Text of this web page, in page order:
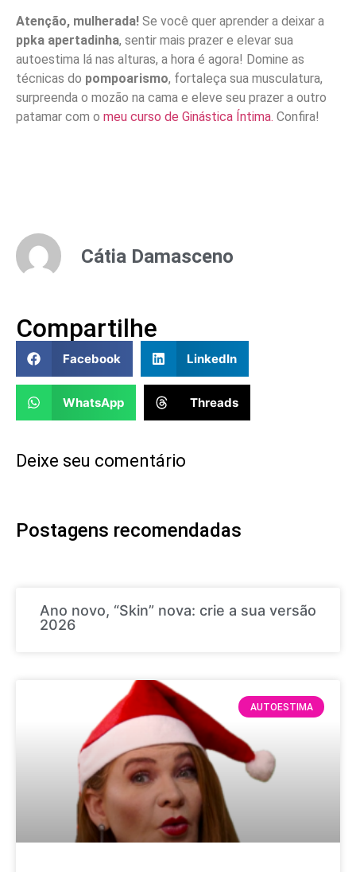
Atenção, mulherada! Se você quer aprender a deixar a
ppka apertadinha, sentir mais prazer e elevar sua
autoestima lá nas alturas, a hora é agora! Domine as
técnicas do pompoarismo, fortaleça sua musculatura,
surpreenda o mozão na cama e eleve seu prazer a outro
patamar com o meu curso de Ginástica Íntima. Confira!
Cátia Damasceno
Compartilhe
Facebook LinkedIn
WhatsApp Threads
Deixe seu comentário
Postagens recomendadas
Ano novo, “Skin” nova: crie a sua versão
2026
AUTOESTIMA